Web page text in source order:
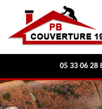
05 33 06 28